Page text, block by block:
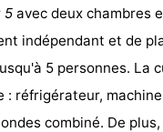
5 avec deux chambres
indépendant et de
5 personnes. La
: réfrigérateur,
combiné. De